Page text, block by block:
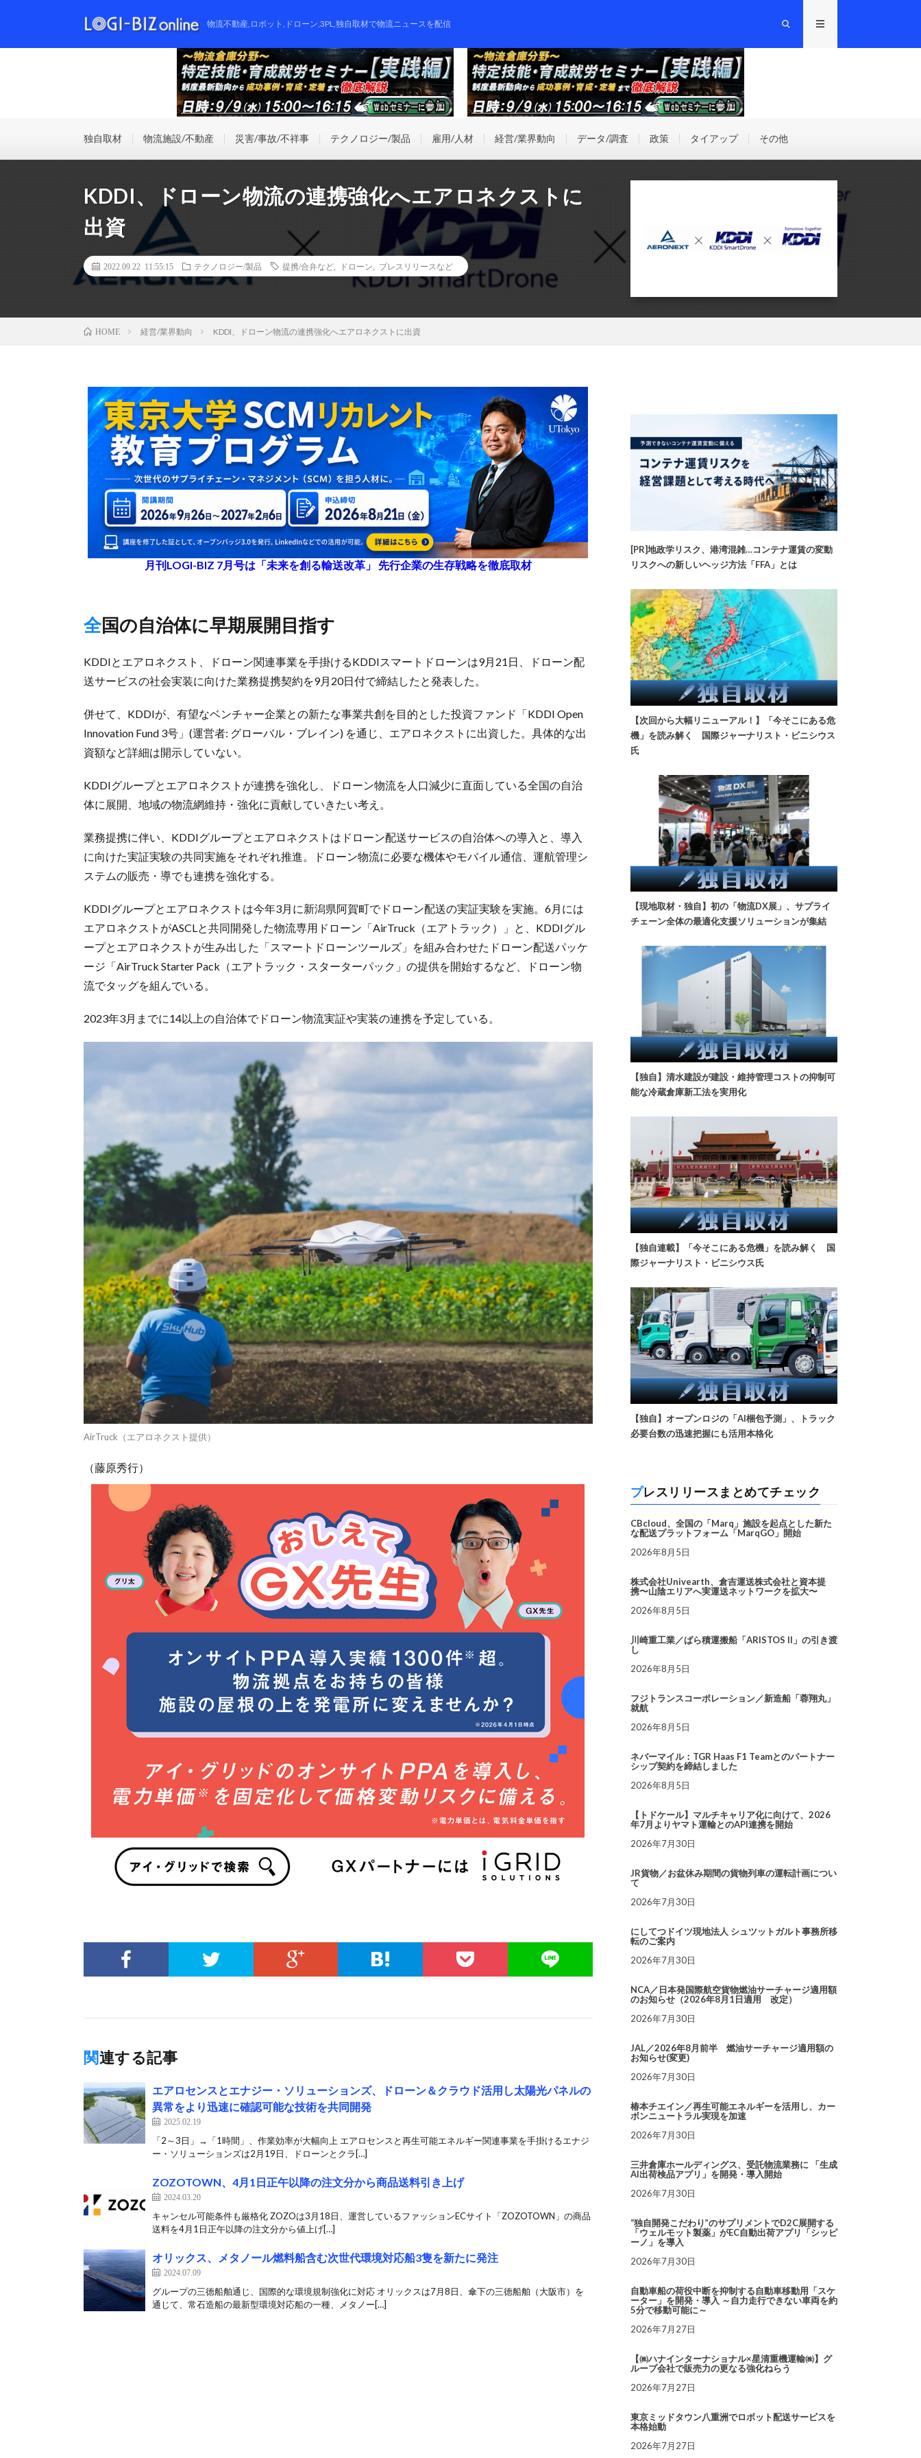
物流不動産,ロボット,ドローン,3PL,独自取材で物流ニュースを配信
独自取材 物流施設/不動産 災害/事故/不祥事 テクノロジー/製品 雇用/人材 経営/業界動向 データ/調査 政策 タイアップ その他
KDDI、ドローン物流の連携強化へエアロネクストに
出資
2022.09.22 11:55:15 テクノロジー/製品 提携/合弁など ドローン プレスリリースなど
HOME 経営/業界動向 KDDI、ドローン物流の連携強化へエアロネクストに出資
月刊LOGI-BIZ 7月号は「未来を創る輸送改革」 先行企業の生存戦略を徹底取材
全国の自治体に早期展開目指す
KDDIとエアロネクスト、ドローン関連事業を手掛けるKDDIスマートドローンは9月21日、ドローン配
送サービスの社会実装に向けた業務提携契約を9月20日付で締結したと発表した。
併せて、KDDIが、有望なベンチャー企業との新たな事業共創を目的とした投資ファンド「KDDI Open
Innovation Fund 3号」(運営者: グローバル・ブレイン) を通じ、エアロネクストに出資した。具体的な出
資額など詳細は開示していない。
KDDIグループとエアロネクストが連携を強化し、ドローン物流を人口減少に直面している全国の自治
体に展開、地域の物流網維持・強化に貢献していきたい考え。
業務提携に伴い、KDDIグループとエアロネクストはドローン配送サービスの自治体への導入と、導入
に向けた実証実験の共同実施をそれぞれ推進。ドローン物流に必要な機体やモバイル通信、運航管理シ
ステムの販売・導でも連携を強化する。
KDDIグループとエアロネクストは今年3月に新潟県阿賀町でドローン配送の実証実験を実施。6月には
エアロネクストがASCLと共同開発した物流専用ドローン「AirTruck（エアトラック）」と、KDDIグル
ープとエアロネクストが生み出した「スマートドローンツールズ」を組み合わせたドローン配送パッケ
ージ「AirTruck Starter Pack（エアトラック・スターターパック」の提供を開始するなど、ドローン物
流でタッグを組んでいる。
2023年3月までに14以上の自治体でドローン物流実証や実装の連携を予定している。
AirTruck（エアロネクスト提供）
（藤原秀行）
関連する記事
エアロセンスとエナジー・ソリューションズ、ドローン＆クラウド活用し太陽光パネルの
異常をより迅速に確認可能な技術を共同開発
2025.02.19
「2～3日」→「1時間」、作業効率が大幅向上 エアロセンスと再生可能エネルギー関連事業を手掛けるエナジ
ー・ソリューションズは2月19日、ドローンとクラ[…]
ZOZOTOWN、4月1日正午以降の注文分から商品送料引き上げ
2024.03.20
キャンセル可能条件も厳格化 ZOZOは3月18日、運営しているファッションECサイト「ZOZOTOWN」の商品
送料を4月1日正午以降の注文分から値上げ[…]
オリックス、メタノール燃料船含む次世代環境対応船3隻を新たに発注
2024.07.09
グループの三徳船舶通じ、国際的な環境規制強化に対応 オリックスは7月8日、傘下の三徳船舶（大阪市）を
通じて、常石造船の最新型環境対応船の一種、メタノー[…]
[PR]地政学リスク、港湾混雑…コンテナ運賃の変動
リスクへの新しいヘッジ方法「FFA」とは
【次回から大幅リニューアル！】「今そこにある危
機」を読み解く 国際ジャーナリスト・ビニシウス
氏
【現地取材・独自】初の「物流DX展」、サプライ
チェーン全体の最適化支援ソリューションが集結
【独自】清水建設が建設・維持管理コストの抑制可
能な冷蔵倉庫新工法を実用化
【独自連載】「今そこにある危機」を読み解く 国
際ジャーナリスト・ビニシウス氏
【独自】オープンロジの「AI梱包予測」、トラック
必要台数の迅速把握にも活用本格化
プレスリリースまとめてチェック
CBcloud、全国の「Marq」施設を起点とした新た
な配送プラットフォーム「MarqGO」開始
2026年8月5日
株式会社Univearth、倉吉運送株式会社と資本提
携〜山陰エリアへ実運送ネットワークを拡大〜
2026年8月5日
川崎重工業／ばら積運搬船「ARISTOS II」の引き渡
し
2026年8月5日
フジトランスコーポレーション／新造船「蓉翔丸」
就航
2026年8月5日
ネバーマイル：TGR Haas F1 Teamとのパートナー
シップ契約を締結しました
2026年8月5日
【トドケール】マルチキャリア化に向けて、2026
年7月よりヤマト運輸とのAPI連携を開始
2026年7月30日
JR貨物／お盆休み期間の貨物列車の運転計画につい
て
2026年7月30日
にしてつドイツ現地法人 シュツットガルト事務所移
転のご案内
2026年7月30日
NCA／日本発国際航空貨物燃油サーチャージ適用額
のお知らせ（2026年8月1日適用 改定）
2026年7月30日
JAL／2026年8月前半 燃油サーチャージ適用額の
お知らせ(変更)
2026年7月30日
椿本チエイン／再生可能エネルギーを活用し、カー
ボンニュートラル実現を加速
2026年7月30日
三井倉庫ホールディングス、受託物流業務に 「生成
AI出荷検品アプリ」を開発・導入開始
2026年7月30日
“独自開発こだわり”のサプリメントでD2C展開する
「ウェルモット製薬」がEC自動出荷アプリ「シッピ
ーノ」を導入
2026年7月30日
自動車船の荷役中断を抑制する自動車移動用「スケ
ーター」を開発・導入 ～自力走行できない車両を約
5分で移動可能に～
2026年7月27日
【㈱ハナインターナショナル×星清重機運輸㈱】グ
ループ会社で販売力の更なる強化ねらう
2026年7月27日
東京ミッドタウン八重洲でロボット配送サービスを
本格始動
2026年7月27日